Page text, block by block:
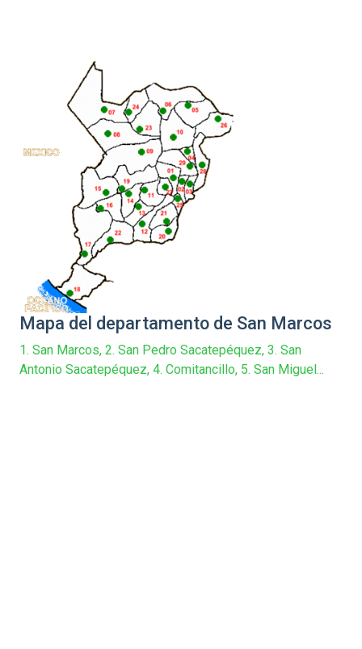
Mapa del departamento de San Marcos
1. San Marcos, 2. San Pedro Sacatepéquez, 3. San
Antonio Sacatepéquez, 4. Comitancillo, 5. San Miguel...